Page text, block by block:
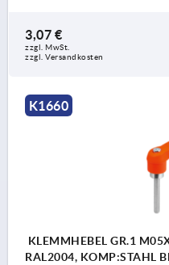
3,07 €
zzgl. MwSt.
zzgl. Versandkosten
K1660
KLEMMHEBEL GR.1
RAL2004, KOMP:STAHL